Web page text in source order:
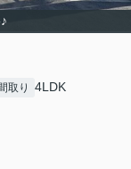
取り 4LDK